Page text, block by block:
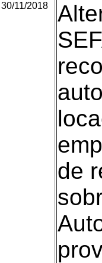
30/11/2018
de